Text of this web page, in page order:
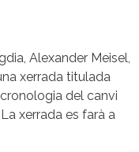
Alexander Meisel,
xerrada titulada
del canvi
xerrada es farà a